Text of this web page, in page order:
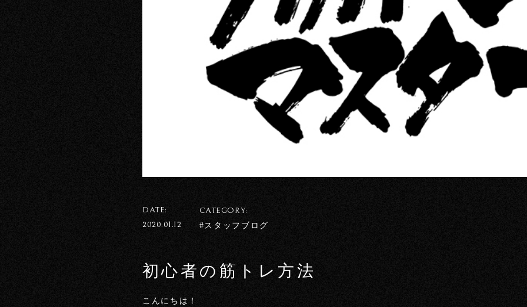
DATE:
2020.01.12
CATEGORY:
#スタッフブログ
初心者の筋トレ方法
こんにちは！